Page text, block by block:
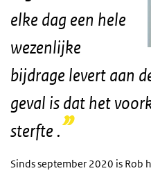
elke dag een hele
wezenlijke
bijdrage levert aan
geval is dat het
sterfte.
Sinds september 2020 is Rob